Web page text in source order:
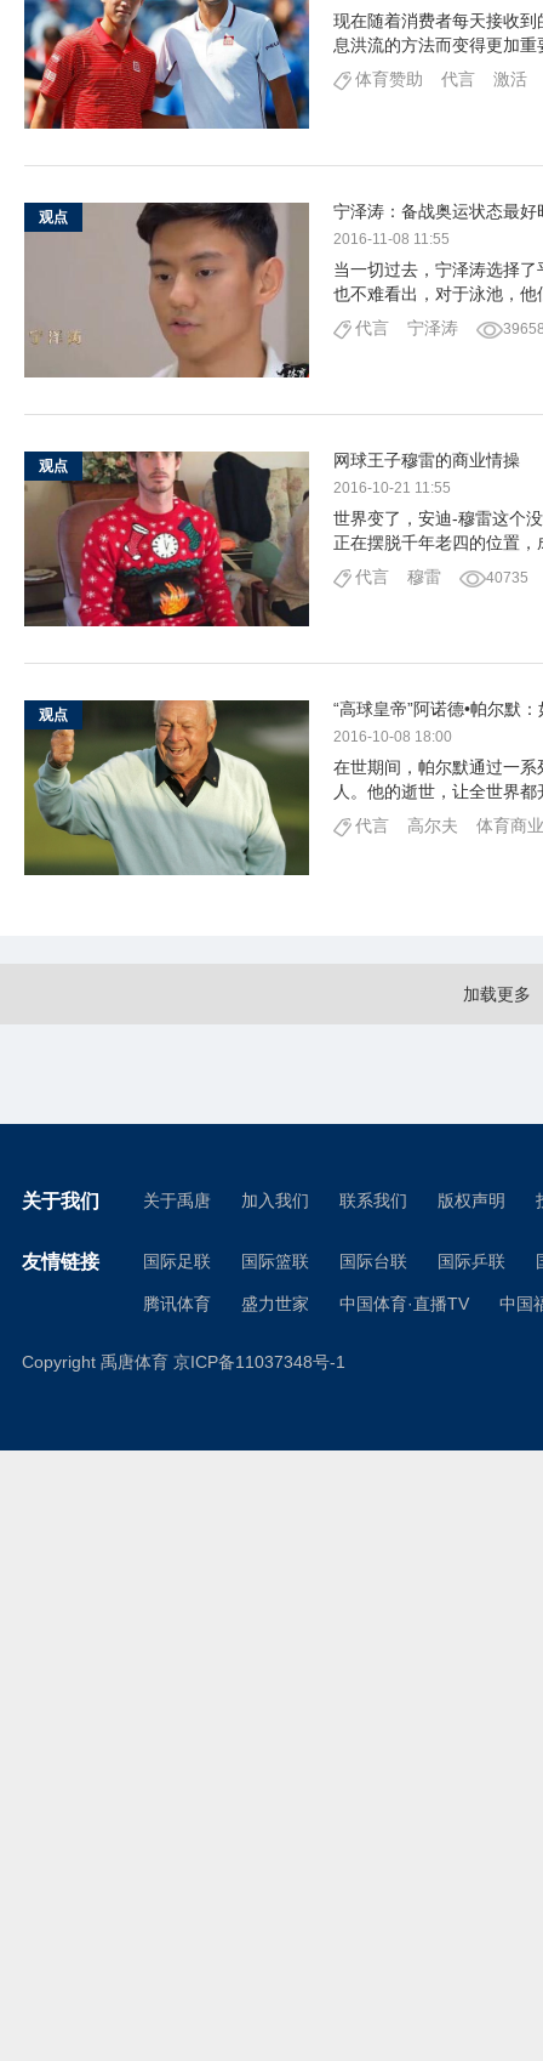
现在随着消费者每天接收
息洪流的方法而变得更加重
体育赞助
代言 激活
宁泽涛：备战奥运状态最好
2016-11-08 11:55
当一切过去，宁泽涛选择
也不难看出，对于泳池，
代言
宁泽涛
观点
网球王子穆雷的商业情操
2016-10-21 11:55
世界变了，安迪-穆雷这个
正在摆脱千年老四的位置
代言
穆雷 40735
观点
“高球皇帝”阿诺德•帕尔默
2016-10-08 18:00
在世期间，帕尔默通过一
人。他的逝世，让全世界
代言
高尔夫 体育商业
观点
加载更多
关于我们 关于禹唐 加入我们 联系我们 版权声明
友情链接 国际足联 国际篮联 国际台联 国际乒联
腾讯体育 盛力世家 中国体育·直播TV 中国
Copyright 禹唐体育 京ICP备11037348号-1